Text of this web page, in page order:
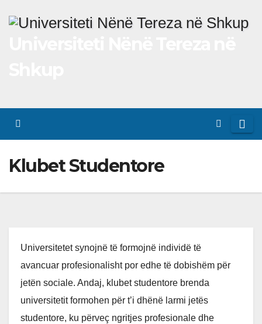
Klubet Studentore
Universitetet synojnë të formojnë individë të
avancuar profesionalisht por edhe të dobishëm për
jetën sociale. Andaj, klubet studentore brenda
universitetit formohen për t’i dhënë larmi jetës
studentore, ku përveç ngritjes profesionale dhe